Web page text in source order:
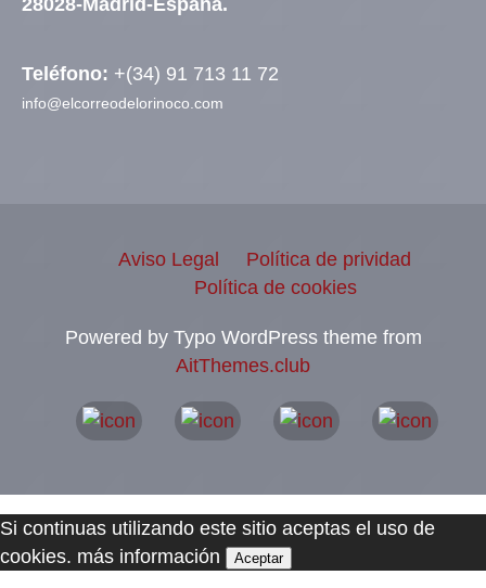
Teléfono: +(34) 91 713 11 72
info@elcorreodelorinoco.com
Aviso Legal
Política de prividad
Política de cookies
Powered by Typo WordPress theme from
AitThemes.club
Si continuas utilizando este sitio aceptas el uso de
cookies. más información Aceptar